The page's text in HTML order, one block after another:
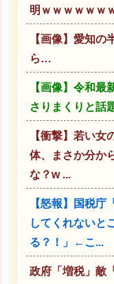
明ｗｗｗｗｗｗ
【画像】愛知
ら…
【画像】令和最
さりまくりと話
【衝撃】若い女
体、まさか分か
な？w ...
【怒報】国税庁
してくれないと
る？！」←こ...
政府「増税」敵